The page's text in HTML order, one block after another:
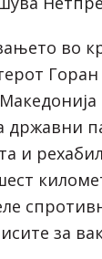
во
Горан
државни
и
за